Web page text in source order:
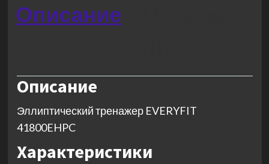
Описание
Описание
Эллиптический тренажер EVERYFIT
41800EHPC
Характеристики